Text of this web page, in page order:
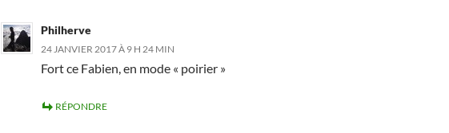
Philherve
24 JANVIER 2017 À 9 H 24 MIN
Fort ce Fabien, en mode « poirier »
RÉPONDRE